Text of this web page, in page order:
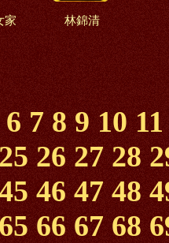
家
林錦清
6 7 8 9 10 11
25 26 27 28
46 47 48
65 66 67 68